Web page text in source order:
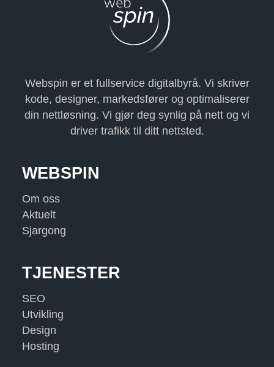
Webspin er et fullservice digitalbyrå. Vi skriver
kode, designer, markedsfører og optimaliserer
din nettløsning. Vi gjør deg synlig på nett og vi
driver trafikk til ditt nettsted.
WEBSPIN
Om oss
Aktuelt
Sjargong
TJENESTER
SEO
Utvikling
Design
Hosting